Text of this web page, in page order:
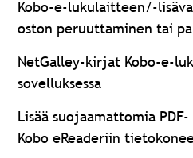
Kobo-e-lukulaitteen/-
oston peruuttaminen tai
NetGalley-kirjat Kobo-e-
sovelluksessa
Lisää suojaamattomia
Kobo eReaderiin